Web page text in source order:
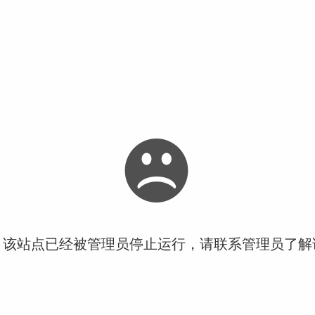
站点已经被管理员停止运行，请联系管理员了